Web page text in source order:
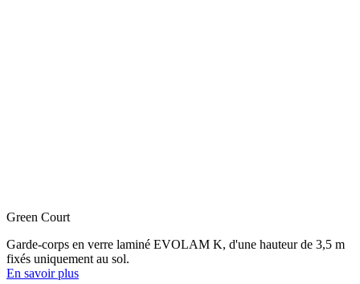
Green Court
Garde-corps en verre laminé EVOLAM K, d'une hauteur de 3,5 m
fixés uniquement au sol.
En savoir plus